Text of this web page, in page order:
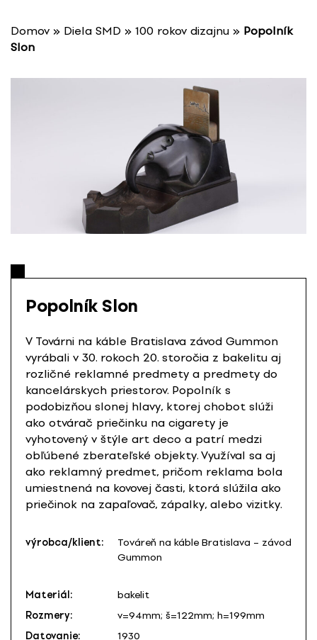
Domov » Diela SMD » 100 rokov dizajnu » Popolník
Slon
Popolník Slon
V Továrni na káble Bratislava závod Gummon
vyrábali v 30. rokoch 20. storočia z bakelitu aj
rozličné reklamné predmety a predmety do
kancelárskych priestorov. Popolník s
podobizňou slonej hlavy, ktorej chobot slúži
ako otvárač priečinku na cigarety je
vyhotovený v štýle art deco a patrí medzi
obľúbené zberateľské objekty. Využíval sa aj
ako reklamný predmet, pričom reklama bola
umiestnená na kovovej časti, ktorá slúžila ako
priečinok na zapaľovač, zápalky, alebo vizitky.
výrobca/klient:
Továreň na káble Bratislava – závod
Gummon
Materiál:
bakelit
Rozmery:
v=94mm; š=122mm; h=199mm
Datovanie:
1930